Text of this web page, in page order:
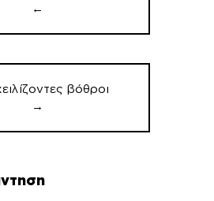
←
βόθροι
→